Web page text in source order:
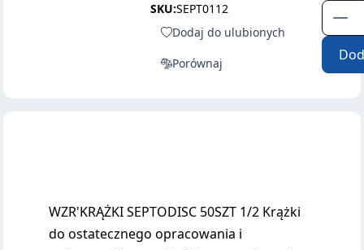
SKU:SEPT0112
Dodaj do ulubionych
Porównaj
WZR'KRĄŻKI SEPTODISC 50SZT 1/2 Krążki
do ostatecznego opracowania i